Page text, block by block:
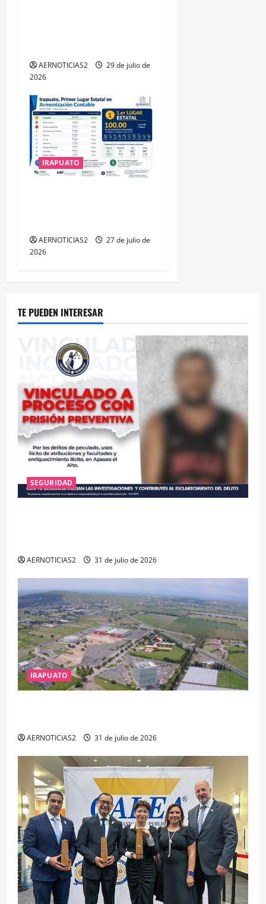
AERNOTICIAS2
29 de julio de
2026
IRAPUATO
AERNOTICIAS2
27 de julio de
2026
TE PUEDEN INTERESAR
SEGURIDAD
AERNOTICIAS2 31 de julio de 2026
IRAPUATO
AERNOTICIAS2 31 de julio de 2026